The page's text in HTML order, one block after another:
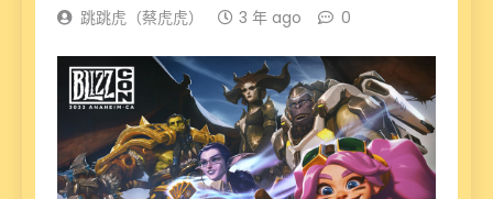
跳跳虎（蔡虎虎） 3 年 ago 0